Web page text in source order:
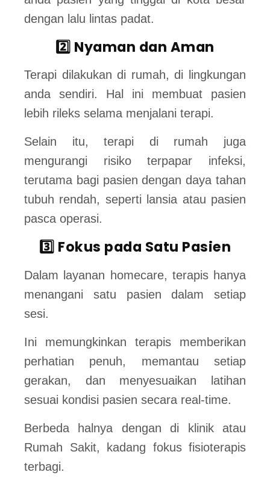
dengan lalu lintas padat.
2️⃣ Nyaman dan Aman
Terapi dilakukan di rumah, di lingkungan
anda sendiri. Hal ini membuat pasien
lebih rileks selama menjalani terapi.
Selain itu, terapi di rumah juga
mengurangi risiko terpapar infeksi,
terutama bagi pasien dengan daya tahan
tubuh rendah, seperti lansia atau pasien
pasca operasi.
3️⃣ Fokus pada Satu Pasien
Dalam layanan homecare, terapis hanya
menangani satu pasien dalam setiap
sesi.
Ini memungkinkan terapis memberikan
perhatian penuh, memantau setiap
gerakan, dan menyesuaikan latihan
sesuai kondisi pasien secara real-time.
Berbeda halnya dengan di klinik atau
Rumah Sakit, kadang fokus fisioterapis
terbagi.